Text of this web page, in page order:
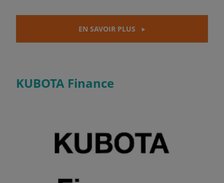
EN SAVOIR PLUS
KUBOTA Finance